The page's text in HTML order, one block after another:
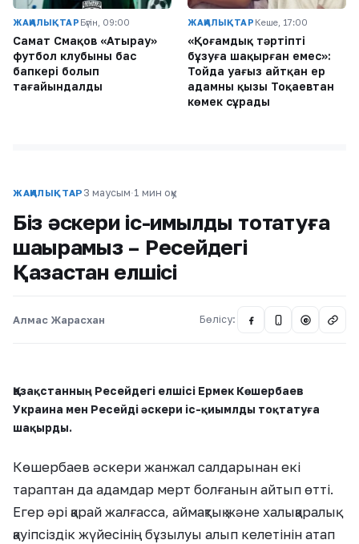
ЖАҢАЛЫҚТАР Бүгін, 09:00
Самат Смақов «Атырау»
футбол клубының бас
бапкері болып
тағайындалды
ЖАҢАЛЫҚТАР Кеше, 17:00
«Қоғамдық тәртіпті
бұзуға шақырған емес»:
Тойда уағыз айтқан ер
адамның қызы Тоқаевтан
көмек сұрады
ЖАҢАЛЫҚТАР 3 маусым·1 мин оқу
Біз әскери іс-қимылды тоқтатуға
шақырамыз – Ресейдегі
Қазақстан елшісі
Алмас Жарасхан Бөлісу: @
Қазақстанның Ресейдегі елшісі Ермек Көшербаев
Украина мен Ресейді әскери іс-қиымлды тоқтатуға
шақырды.
Көшербаев әскери жанжал салдарынан екі
тараптан да адамдар мерт болғанын айтып өтті.
Егер әрі қарай жалғасса, аймақтық және халықаралық
қауіпсіздік жүйесінің бұзылуы алып келетінін атап